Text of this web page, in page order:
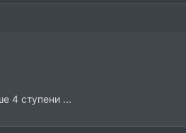
4 ступени ...